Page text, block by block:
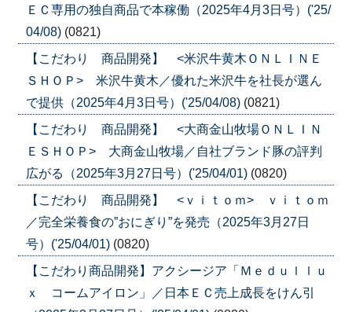
ＥＣ専用の独自商品で本稼働（2025年4月3日号）('25/
04/08) (0821)
【こだわり 商品開発】 <米沢牛黄木ＯＮＬＩＮＥ
ＳＨＯＰ> 米沢牛黄木／優れた米沢牛を社長が選ん
で提供（2025年4月3日号）('25/04/08) (0821)
【こだわり 商品開発】 <大商金山牧場ＯＮＬＩＮ
ＥＳＨＯＰ> 大商金山牧場／自社ブランド豚の評判
広がる（2025年3月27日号）('25/04/01) (0820)
【こだわり 商品開発】 <ｖｉｔｏｍ> ｖｉｔｏｍ
／完全栄養食の”おにぎり”を発売（2025年3月27日
号）('25/04/01) (0820)
【こだわり商品開発】アクシージア「Ｍｅｄｕｌｌｕ
ｘ コームアイロン」／日本ＥＣ売上成長をけん引